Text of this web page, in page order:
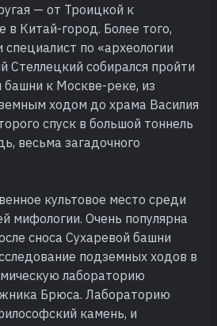
— от Троицкой к
в Китай-город. Более того,
по «археологии
Стеллецкий собирался пройти
башни к Москве-реке, из
ходом до храма Василия
спуск в большой тоннель
весьма загадочного
культовое место среди
мифологии. Очень популярна
сноса Сухаревой башни
подземных ходов в
лабораторию
Брюса. Лабораторию
камень, и